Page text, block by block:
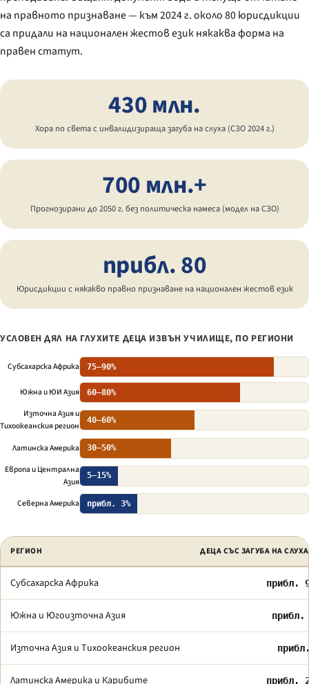
на правното признаване — към 2024 г. около 80 юрисдикции
са придали на национален жестов език някаква форма на
правен статут.
430 млн.
Хора по света с инвалидизираща загуба на слуха (СЗО 2024 г.)
700 млн.+
Прогнозирани до 2050 г. без политическа намеса (модел на СЗО)
прибл. 80
Юрисдикции с някакво правно признаване на национален жестов език
УСЛОВЕН ДЯЛ НА ГЛУХИТЕ ДЕЦА ИЗВЪН УЧИЛИЩЕ, ПО РЕГИОНИ
Субсахарска Африка 75–90%
Южна и ЮИ Азия 60–80%
Източна Азия и
Тихоокеанския регион
40–60%
Латинска Америка 30–50%
Европа и Централна
Азия
5–15%
Северна Америка прибл. 3%
Избрани показатели за достъпа до образование за глухи по региони.
РЕГИОН ДЕЦА СЪС ЗАГУБА НА
Субсахарска Африка прибл.
Южна и Югоизточна Азия
Източна Азия и Тихоокеанския регион
Латинска Америка и Карибите прибл.